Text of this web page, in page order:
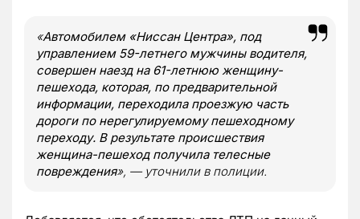
«Автомобилем «Ниссан Центра», под
управлением 59-летнего мужчины водителя,
совершен наезд на 61-летнюю женщину-
пешехода, которая, по предварительной
информации, переходила проезжую часть
дороги по нерегулируемому пешеходному
переходу. В результате происшествия
женщина-пешеход получила телесные
повреждения», — уточнили в полиции.